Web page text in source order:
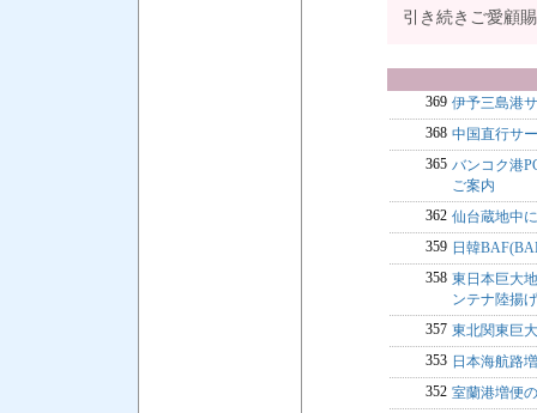
引き続きご愛顧
369 伊予三島港
368 中国直行サ
365 バンコク港
ご案内
362 仙台蔵地中
359 日韓
358 東日本巨大
ンテナ陸揚
357 東北関東巨
353 日本海航路
352 室蘭港増便